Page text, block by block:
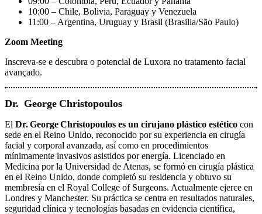
10:00 – Chile, Bolivia, Paraguay y Venezuela
11:00 – Argentina, Uruguay y Brasil (Brasilia/São Paulo)
Zoom Meeting
Inscreva-se e descubra o potencial de Luxora no tratamento facial
avançado.
Dr. George Christopoulos
El Dr. George Christopoulos es un cirujano plástico estético con
sede en el Reino Unido, reconocido por su experiencia en cirugía
facial y corporal avanzada, así como en procedimientos
mínimamente invasivos asistidos por energía. Licenciado en
Medicina por la Universidad de Atenas, se formó en cirugía plástica
en el Reino Unido, donde completó su residencia y obtuvo su
membresía en el Royal College of Surgeons. Actualmente ejerce en
Londres y Manchester. Su práctica se centra en resultados naturales,
seguridad clínica y tecnologías basadas en evidencia científica,